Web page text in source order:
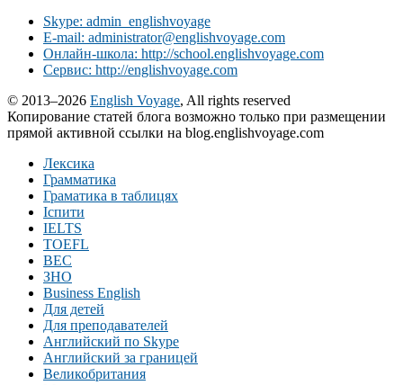
Skype: admin_englishvoyage
E-mail: administrator@englishvoyage.com
Онлайн-школа: http://school.englishvoyage.com
Сервис: http://englishvoyage.com
© 2013–2026 English Voyage, All rights reserved
Копирование статей блога возможно только при размещении
прямой активной ссылки на blog.englishvoyage.com
Лексика
Грамматика
Граматика в таблицях
Іспити
IELTS
TOEFL
BEC
ЗНО
Business English
Для детей
Для преподавателей
Английский по Skype
Английский за границей
Великобритания